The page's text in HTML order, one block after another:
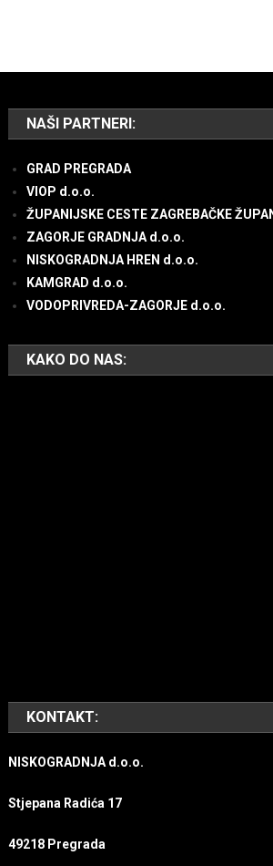
NAŠI PARTNERI:
GRAD PREGRADA
VIOP d.o.o.
ŽUPANIJSKE CESTE ZAGREBAČKE
ZAGORJE GRADNJA d.o.o.
NISKOGRADNJA HREN d.o.o.
KAMGRAD d.o.o.
VODOPRIVREDA-ZAGORJE d.o.o.
KAKO DO NAS:
KONTAKT:
NISKOGRADNJA d.o.o.
Stjepana Radića 17
49218 Pregrada